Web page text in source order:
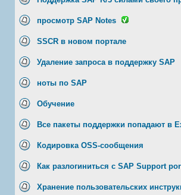
просмотр SAP Notes
SSCR в новом портале
Удаление запроса в поддержку SAP
ноты по SAP
Обучение
Все пакеты поддержки попадают в
Кодировка OSS-сообщения
Как разлогиниться с SAP Support
Хранение пользовательских